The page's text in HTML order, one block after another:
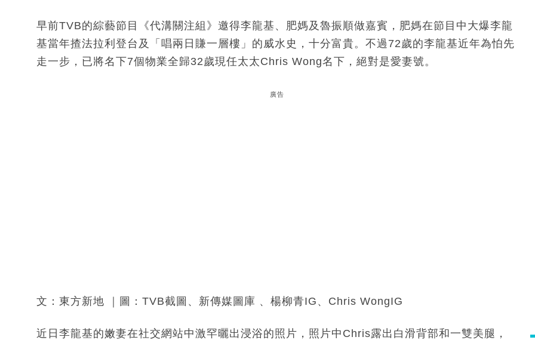
早前TVB的綜藝節目《代溝關注組》邀得李龍基、肥媽及魯振順做嘉賓，肥媽在節目中大爆李龍
基當年揸法拉利登台及「唱兩日賺一層樓」的威水史，十分富貴。不過72歲的李龍基近年為怕先
走一步，已將名下7個物業全歸32歲現任太太Chris Wong名下，絕對是愛妻號。
廣告
文：東方新地 ｜圖：TVB截圖、新傳媒圖庫 、楊柳青IG、Chris WongIG
近日李龍基的嫩妻在社交網站中激罕曬出浸浴的照片，照片中Chris露出白滑背部和一雙美腿，